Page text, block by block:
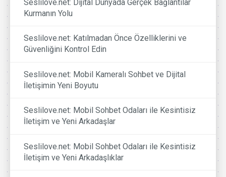
Seslilove.net: Dijital Dünyada Gerçek Bağlantılar
Kurmanın Yolu
Seslilove.net: Katılmadan Önce Özelliklerini ve
Güvenliğini Kontrol Edin
Seslilove.net: Mobil Kameralı Sohbet ve Dijital
İletişimin Yeni Boyutu
Seslilove.net: Mobil Sohbet Odaları ile Kesintisiz
İletişim ve Yeni Arkadaşlar
Seslilove.net: Mobil Sohbet Odaları ile Kesintisiz
İletişim ve Yeni Arkadaşlıklar